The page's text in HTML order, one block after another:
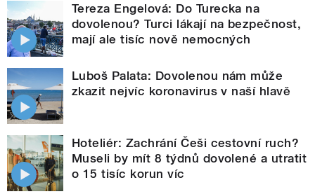
Tereza Engelová: Do Turecka na
dovolenou? Turci lákají na bezpečnost,
mají ale tisíc nově nemocných
Luboš Palata: Dovolenou nám může
zkazit nejvíc koronavirus v naší hlavě
Hoteliér: Zachrání Češi cestovní ruch?
Museli by mít 8 týdnů dovolené a utratit
o 15 tisíc korun víc